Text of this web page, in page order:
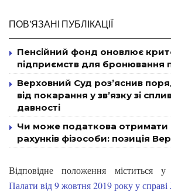
ПОВ’ЯЗАНІ ПУБЛІКАЦІЇ
Пенсійний фонд оновлює
підприємств для бронювання
Верховний Суд роз’яснив
від покарання у зв’язку зі
давності
Чи може податкова отримати
рахунків фізособи: позиція
Відповідне положення міститься у
Палати від 9 жовтня 2019 року у